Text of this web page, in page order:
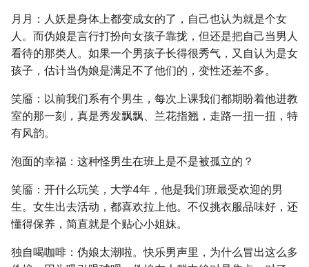
月月：人妖是身体上都变成女的了，自己也认为就是个女
人。而伪娘是言行打扮向女孩子靠拢，但还是把自己当男人
看待的那类人。如果一个男孩子长得很秀气，又自认为是女
孩子，估计当伪娘是满足不了他们的，变性还差不多。
笑靥：以前我们系有个男生，每次上课我们都期盼着他进教
室的那一刻，真是秀发飘飘、兰花指翘，走路一扭一扭，特
有风韵。
泡面的幸福：这种怪男生在班上是不是被孤立的？
笑靥：开什么玩笑，大学4年，他是我们班最受欢迎的男
生。女生出去活动，都喜欢拉上他。不仅挑衣服品味好，还
懂得保养，简直就是个贴心小姐妹。
独自喝咖啡：伪娘太潮啦。快乐男声里，为什么冒出这么多